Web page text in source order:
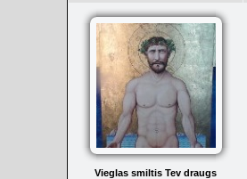
Vieglas smiltis Tev draugs